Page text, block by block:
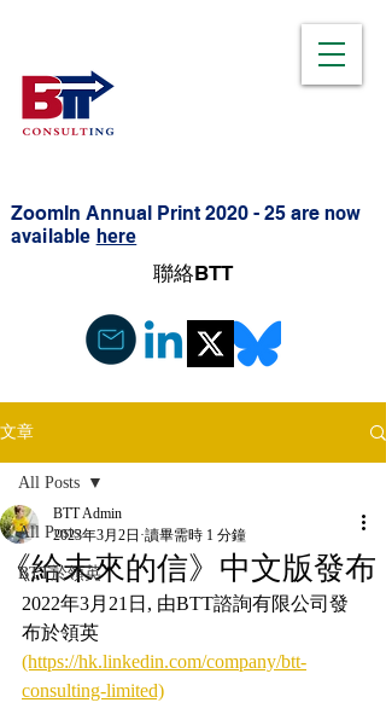
ZoomIn Annual Print 2020 - 25 are now
available here
聯絡BTT
文章
All Posts
BTT於領英
All Posts
《給未來的信》中文版發布
BTT Admin
2023年3月2日 讀畢需時 1 分鐘
2022年3月21日, 由BTT諮詢有限公司發
布於領英
(https://hk.linkedin.com/company/btt-
consulting-limited)